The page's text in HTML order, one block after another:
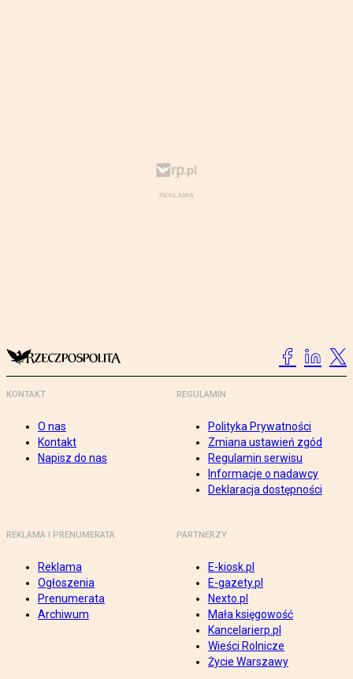
KONTAKT
O nas
Kontakt
Napisz do nas
REGULAMIN
Polityka Prywatności
Zmiana ustawień zgód
Regulamin serwisu
Informacje o nadawcy
Deklaracja dostępności
REKLAMA I PRENUMERATA
Reklama
Ogłoszenia
Prenumerata
Archiwum
PARTNERZY
E-kiosk.pl
E-gazety.pl
Nexto.pl
Mała księgowość
Kancelarierp.pl
Wieści Rolnicze
Życie Warszawy